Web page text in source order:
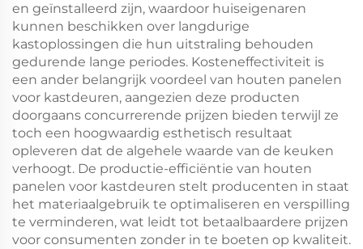
en geïnstalleerd zijn, waardoor huiseigenaren
kunnen beschikken over langdurige
kastoplossingen die hun uitstraling behouden
gedurende lange periodes. Kosteneffectiviteit is
een ander belangrijk voordeel van houten panelen
voor kastdeuren, aangezien deze producten
doorgaans concurrerende prijzen bieden terwijl ze
toch een hoogwaardig esthetisch resultaat
opleveren dat de algehele waarde van de keuken
verhoogt. De productie-efficiëntie van houten
panelen voor kastdeuren stelt producenten in staat
het materiaalgebruik te optimaliseren en verspilling
te verminderen, wat leidt tot betaalbaardere prijzen
voor consumenten zonder in te boeten op kwaliteit.